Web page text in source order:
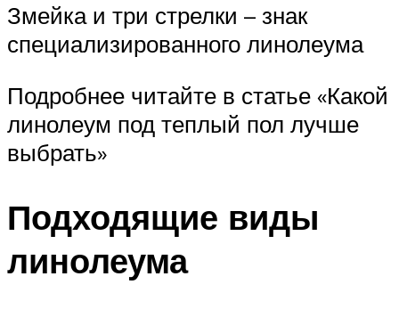
Змейка и три стрелки – знак
специализированного линолеума
Подробнее читайте в статье «Какой
линолеум под теплый пол лучше
выбрать»
Подходящие виды
линолеума